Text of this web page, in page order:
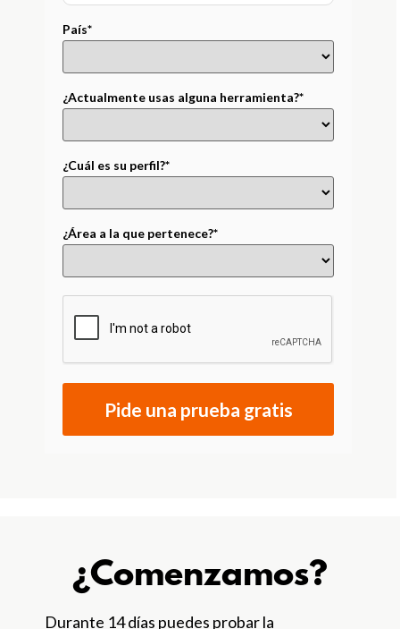
País*
¿Actualmente usas alguna herramienta?*
¿Cuál es su perfil?*
¿Área a la que pertenece?*
Pide una prueba gratis
¿Comenzamos?
Durante 14 días puedes probar la